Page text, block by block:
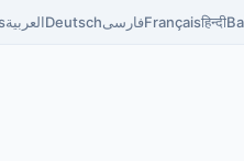
العربيةDeutschفارسیFrançaisहिन्दी